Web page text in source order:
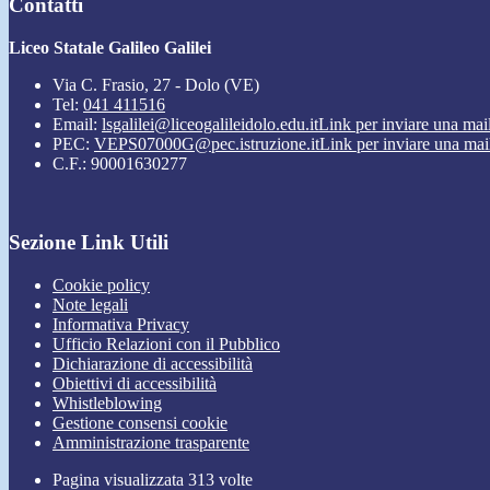
Contatti
Liceo Statale Galileo Galilei
Via C. Frasio, 27 - Dolo (VE)
Tel: 041 411516
Email: lsgalilei@liceogalileidolo.edu.itLink per inviare una
PEC: VEPS07000G@pec.istruzione.itLink per inviare una
C.F.: 90001630277
Sezione Link Utili
Cookie policy
Note legali
Informativa Privacy
Ufficio Relazioni con il Pubblico
Dichiarazione di accessibilità
Obiettivi di accessibilità
Whistleblowing
Gestione consensi cookie
Amministrazione trasparente
Pagina visualizzata 313 volte